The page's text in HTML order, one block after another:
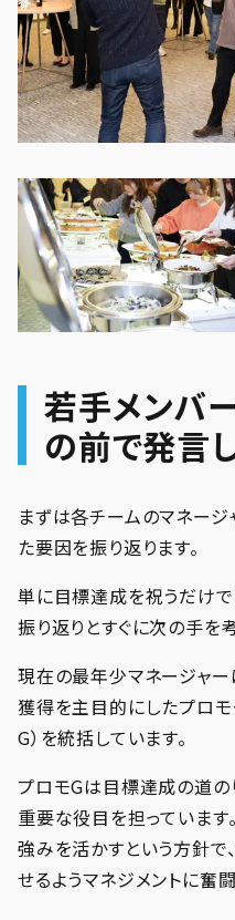
若手メンバ
の前で発言
まずは各チームのマネージ
た要因を振り返ります。
単に目標達成を祝うだけ
振り返りとすぐに次の手を
現在の最年少マネージャ
獲得を主目的にしたプロモ
G）を統括しています。
プロモGは目標達成の道の
重要な役目を担っています
強みを活かすという方針
せるようマネジメントに奮